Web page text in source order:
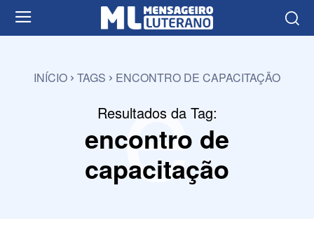
INÍCIO TAGS ENCONTRO DE CAPACITAÇÃO
Resultados da Tag:
encontro de
capacitação
e